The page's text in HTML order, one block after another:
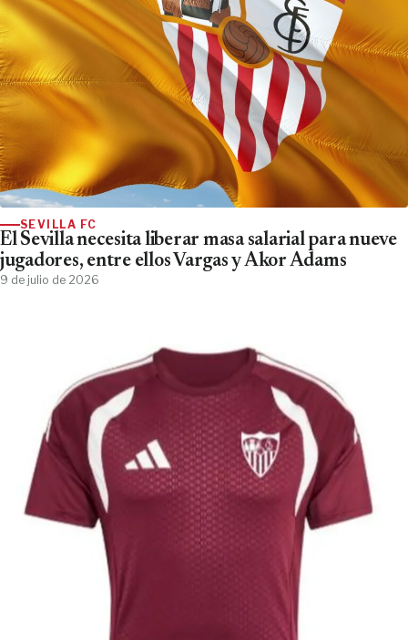
SEVILLA FC
El Sevilla necesita liberar masa salarial para nueve
jugadores, entre ellos Vargas y Akor Adams
9 de julio de 2026